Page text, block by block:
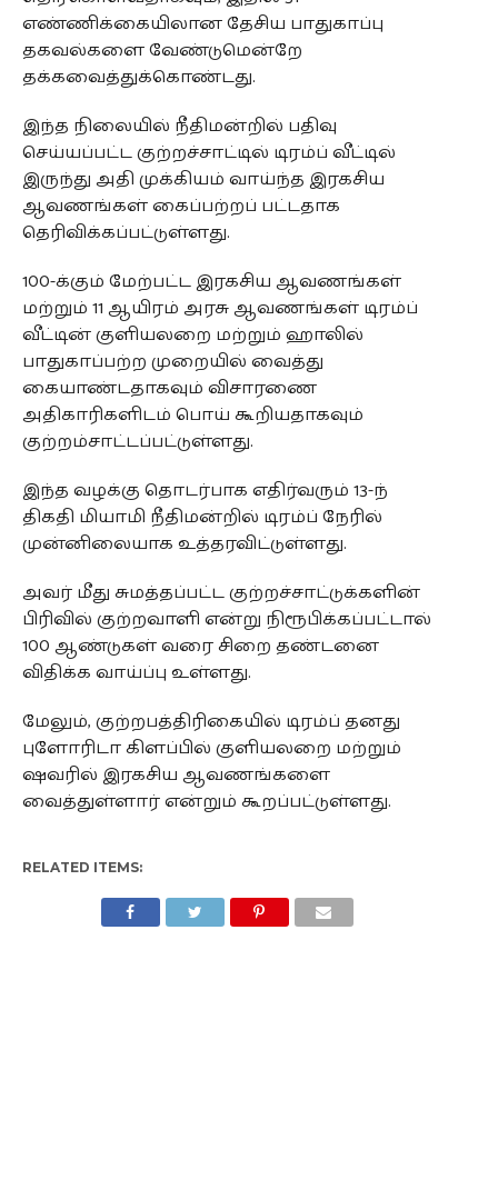
எண்ணிக்கையிலான தேசிய பாதுகாப்பு
தகவல்களை வேண்டுமென்றே
தக்கவைத்துக்கொண்டது.
இந்த நிலையில் நீதிமன்றில் பதிவு
செய்யப்பட்ட குற்றச்சாட்டில் டிரம்ப் வீட்டில்
இருந்து அதி முக்கியம் வாய்ந்த இரகசிய
ஆவணங்கள் கைப்பற்றப் பட்டதாக
தெரிவிக்கப்பட்டுள்ளது.
100-க்கும் மேற்பட்ட இரகசிய ஆவணங்கள்
மற்றும் 11 ஆயிரம் அரசு ஆவணங்கள் டிரம்ப்
வீட்டின் குளியலறை மற்றும் ஹாலில்
பாதுகாப்பற்ற முறையில் வைத்து
கையாண்டதாகவும் விசாரணை
அதிகாரிகளிடம் பொய் கூறியதாகவும்
குற்றம்சாட்டப்பட்டுள்ளது.
இந்த வழக்கு தொடர்பாக எதிர்வரும் 13-ந்
திகதி மியாமி நீதிமன்றில் டிரம்ப் நேரில்
முன்னிலையாக உத்தரவிட்டுள்ளது.
அவர் மீது சுமத்தப்பட்ட குற்றச்சாட்டுக்களின்
பிரிவில் குற்றவாளி என்று நிரூபிக்கப்பட்டால்
100 ஆண்டுகள் வரை சிறை தண்டனை
விதிக்க வாய்ப்பு உள்ளது.
மேலும், குற்றபத்திரிகையில் டிரம்ப் தனது
புளோரிடா கிளப்பில் குளியலறை மற்றும்
ஷவரில் இரகசிய ஆவணங்களை
வைத்துள்ளார் என்றும் கூறப்பட்டுள்ளது.
RELATED ITEMS: